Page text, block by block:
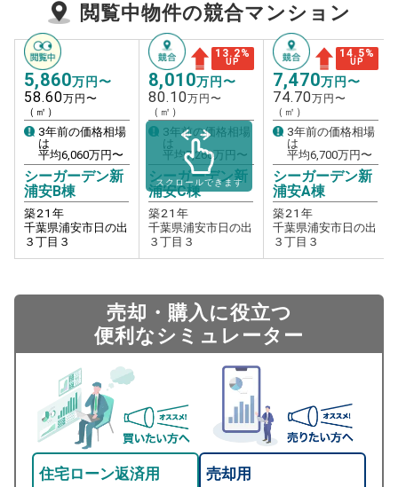
閲覧中物件の競合マンション
5,860万円〜
58.60万円〜
（㎡）
3年前の価格相場
は
平均6,060万円〜
シーガーデン新
浦安B棟
築21 年
千葉県浦安市日の出
３丁目３
13.2%
UP
8,010万円〜
80.10万円〜
（㎡）
3年前の価格相場
は
平均7,260万円〜
シーガーデン新
浦安C棟
築21 年
千葉県浦安市日の出
３丁目３
14.5%
UP
7,470万円〜
74.70万円〜
（㎡）
3年前の価格相場
は
平均6,700万円〜
シーガーデン新
浦安A棟
築21 年
千葉県浦安市日の出
３丁目３
スクロールできます
売却・購入に役立つ
便利なシミュレーター
住宅ローン返済用 売却用